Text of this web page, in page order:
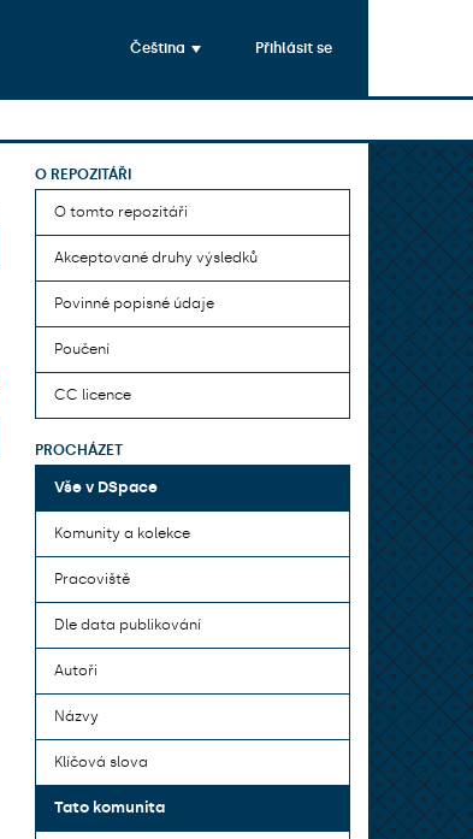
Čeština Přihlásit se
O REPOZITÁŘI
O tomto repozitáři
Akceptované druhy výsledků
Povinné popisné údaje
Poučení
CC licence
PROCHÁZET
Vše v DSpace
Komunity a kolekce
Pracoviště
Dle data publikování
Autoři
Názvy
Klíčová slova
Tato komunita